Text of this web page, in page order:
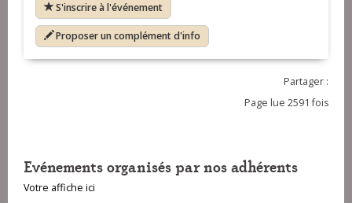
S'inscrire à l'événement
Proposer un complément d'info
Partager :
Page lue 2591 fois
Evénements organisés par nos adhérents
Votre affiche ici